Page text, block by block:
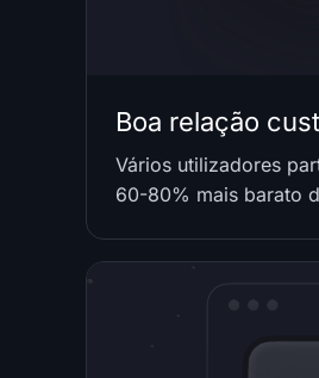
Boa relação
Vários utilizadores
60-80% mais barato